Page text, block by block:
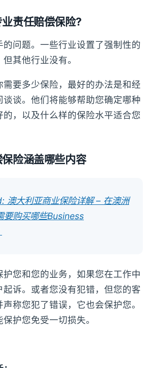
责任赔偿保险?
的问题。一些行业设置了强制性的
其他行业没有。
需要多少保险，最好的办法是和经
谈谈。他们将能够帮助您确定哪种
的，以及什么样的保险水平适合您
险涵盖哪些内容
澳大利亚商业保险详解 – 在澳洲
要购买哪些Business
护您和您的业务，如果您在工作中
起诉。或者您没有犯错，但您的客
称您犯了错误，它也会保护您。
护您免受一切损失。